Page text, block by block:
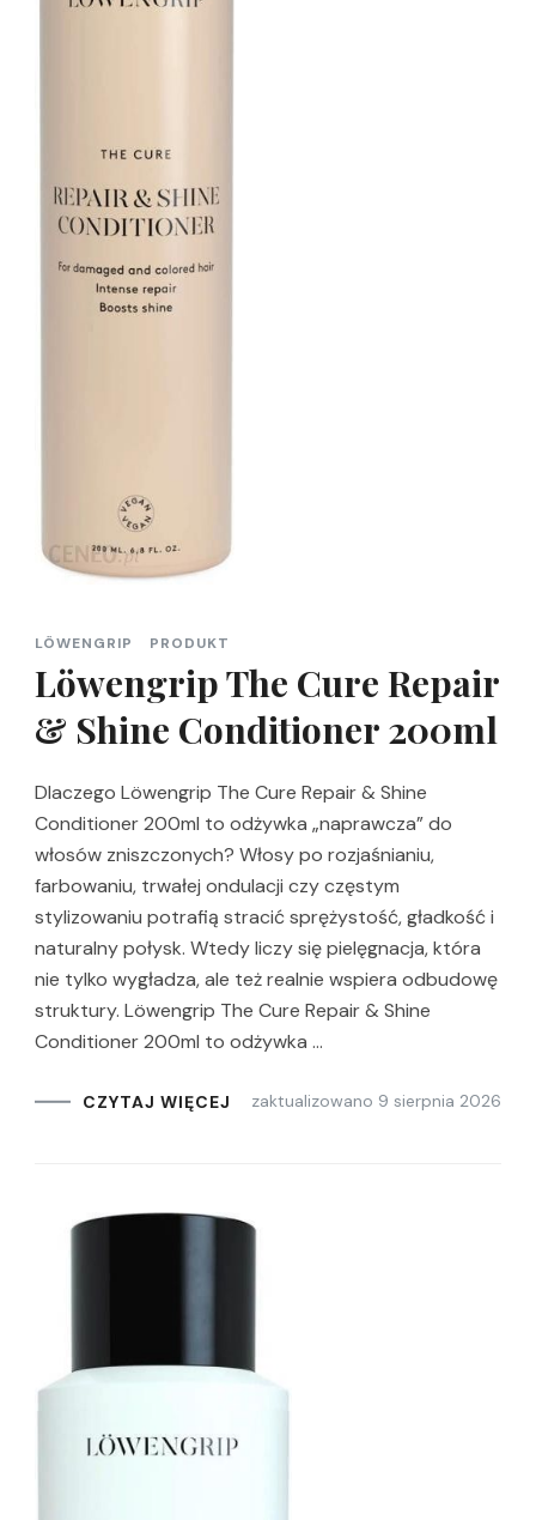
LÖWENGRIP PRODUKT
Löwengrip The Cure Repair
& Shine Conditioner 200ml
Dlaczego Löwengrip The Cure Repair & Shine
Conditioner 200ml to odżywka „naprawcza” do
włosów zniszczonych? Włosy po rozjaśnianiu,
farbowaniu, trwałej ondulacji czy częstym
stylizowaniu potrafią stracić sprężystość, gładkość i
naturalny połysk. Wtedy liczy się pielęgnacja, która
nie tylko wygładza, ale też realnie wspiera odbudowę
struktury. Löwengrip The Cure Repair & Shine
Conditioner 200ml to odżywka …
CZYTAJ WIĘCEJ zaktualizowano 9 sierpnia 2026